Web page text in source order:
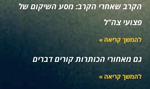
הקרב שאחרי הקרב: מסע השיקום של
פצועי צה"ל
להמשך קריאה »
גם מאחורי הכותרות קורים דברים
להמשך קריאה »